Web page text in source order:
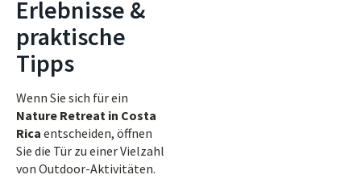
Erlebnisse &
praktische
Tipps
Wenn Sie sich für ein
Nature Retreat in Costa
Rica entscheiden, öffnen
Sie die Tür zu einer Vielzahl
von Outdoor-Aktivitäten.